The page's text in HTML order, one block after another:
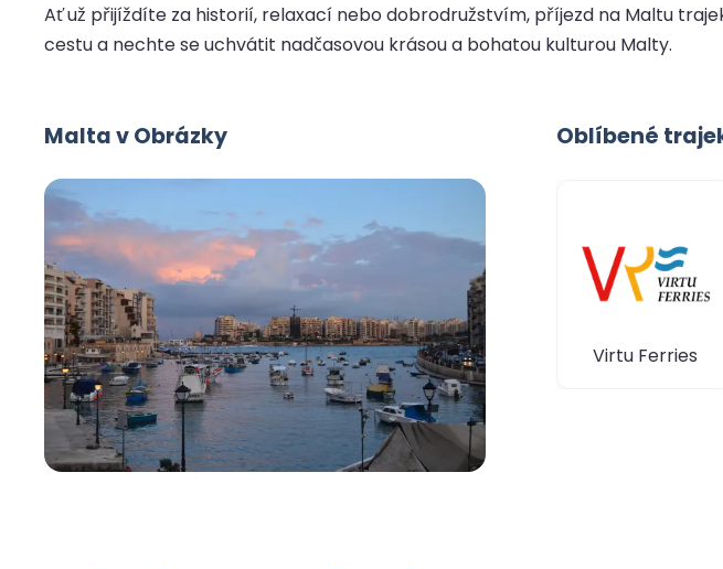
Ať už přijíždíte za historií, relaxací nebo dobrodružstvím, příjezd na Maltu
cestu a nechte se uchvátit nadčasovou krásou a bohatou kulturou Malty.
Malta v Obrázky Oblíbené
Virtu Ferries